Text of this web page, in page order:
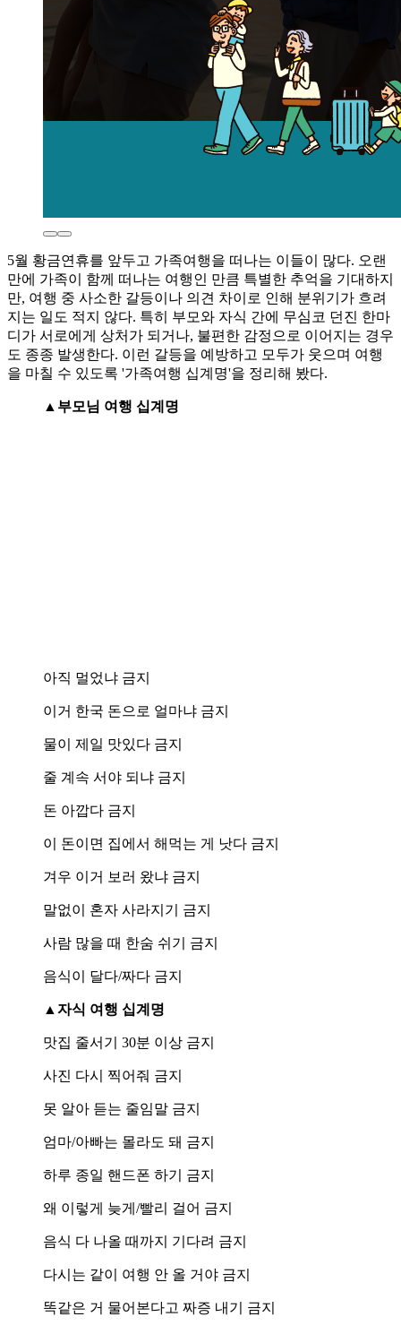
5월 황금연휴를 앞두고 가족여행을 떠나는 이들이 많다. 오랜
만에 가족이 함께 떠나는 여행인 만큼 특별한 추억을 기대하지
만, 여행 중 사소한 갈등이나 의견 차이로 인해 분위기가 흐려
지는 일도 적지 않다. 특히 부모와 자식 간에 무심코 던진 한마
디가 서로에게 상처가 되거나, 불편한 감정으로 이어지는 경우
도 종종 발생한다. 이런 갈등을 예방하고 모두가 웃으며 여행
을 마칠 수 있도록 '가족여행 십계명'을 정리해 봤다.
▲부모님 여행 십계명
아직 멀었냐 금지
이거 한국 돈으로 얼마냐 금지
물이 제일 맛있다 금지
줄 계속 서야 되냐 금지
돈 아깝다 금지
이 돈이면 집에서 해먹는 게 낫다 금지
겨우 이거 보러 왔냐 금지
말없이 혼자 사라지기 금지
사람 많을 때 한숨 쉬기 금지
음식이 달다/짜다 금지
▲자식 여행 십계명
맛집 줄서기 30분 이상 금지
사진 다시 찍어줘 금지
못 알아 듣는 줄임말 금지
엄마/아빠는 몰라도 돼 금지
하루 종일 핸드폰 하기 금지
왜 이렇게 늦게/빨리 걸어 금지
음식 다 나올 때까지 기다려 금지
다시는 같이 여행 안 올 거야 금지
똑같은 거 물어본다고 짜증 내기 금지